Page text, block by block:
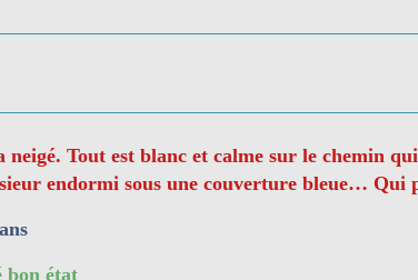
neigé. Tout est blanc et calme sur le chemin
endormi sous une couverture bleue… Qui
bon état